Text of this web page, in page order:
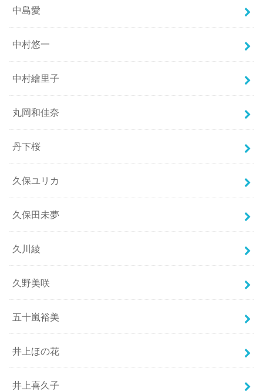
中島愛
中村悠一
中村繪里子
丸岡和佳奈
丹下桜
久保ユリカ
久保田未夢
久川綾
久野美咲
五十嵐裕美
井上ほの花
井上喜久子